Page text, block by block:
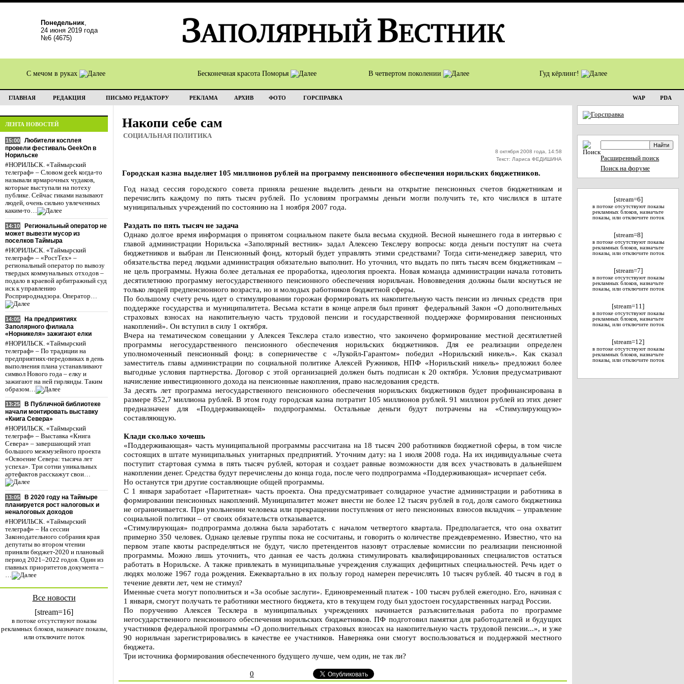
Понедельник,
24 июня 2019 года
№6 (4675)
С мечом в руках Бесконечная красота Поморья В четвертом поколении Гуд кёрлинг!
ГЛАВНАЯ РЕДАКЦИЯ ПИСЬМО РЕДАКТОРУ РЕКЛАМА АРХИВ ФОТО ГОРСПРАВКА WAP PDA
ЛЕНТА НОВОСТЕЙ
15:00
Любители косплея
провели фестиваль GeekOn в
Норильске
#НОРИЛЬСК. «Таймырский
телеграф» – Словом geek когда-то
называли ярмарочных чудаков,
которые выступали на потеху
публике. Сейчас гиками называют
людей, очень сильно увлеченных
каким-то…
14:10
Региональный оператор не
может вывезти мусор из
поселков Таймыра
#НОРИЛЬСК. «Таймырский
телеграф» – «РостТех» –
региональный оператор по вывозу
твердых коммунальных отходов –
подало в краевой арбитражный суд
иск к управлению
Росприроднадзора. Оператор…
14:05
На предприятиях
Заполярного филиала
«Норникеля» зажигают елки
#НОРИЛЬСК. «Таймырский
телеграф» – По традиции на
предприятиях-передовиках в день
выполнения плана устанавливают
символ Нового года – елку и
зажигают на ней гирлянды. Таким
образом…
13:25
В Публичной библиотеке
начали монтировать выставку
«Книга Севера»
#НОРИЛЬСК. «Таймырский
телеграф» – Выставка «Книга
Севера» – завершающий этап
большого межмузейного проекта
«Освоение Севера: тысяча лет
успеха». Три сотни уникальных
артефактов расскажут свои…
13:05
В 2020 году на Таймыре
планируется рост налоговых и
неналоговых доходов
#НОРИЛЬСК. «Таймырский
телеграф» – На сессии
Законодательного собрания края
депутаты во втором чтении
приняли бюджет-2020 и плановый
период 2021–2022 годов. Один из
главных приоритетов документа –
…
Все новости
[stream=16]
в потоке отсутствуют показы
рекламных блоков, назначьте показы,
или отключите поток
Накопи себе сам
СОЦИАЛЬНАЯ ПОЛИТИКА
8 октября 2008 года, 14:58
Текст: Лариса ФЕДИШИНА
Городская казна выделяет 105 миллионов рублей на программу пенсионного обеспечения норильских бюджетников.
Год назад сессия городского совета приняла решение выделить деньги на открытие пенсионных счетов бюджетникам и
перечислить каждому по пять тысяч рублей. По условиям программы деньги могли получить те, кто числился в штате
муниципальных учреждений по состоянию на 1 ноября 2007 года.
Раздать по пять тысяч не задача
Однако долгое время информация о принятом социальном пакете была весьма скудной. Весной нынешнего года в интервью с
главой администрации Норильска «Заполярный вестник» задал Алексею Текслеру вопросы: когда деньги поступят на счета
бюджетников и выбран ли Пенсионный фонд, который будет управлять этими средствами? Тогда сити-менеджер заверил, что
обязательства перед людьми администрация обязательно выполнит. Но уточнил, что выдать по пять тысяч всем бюджетникам –
не цель программы. Нужна более детальная ее проработка, идеология проекта. Новая команда администрации начала готовить
десятилетнюю программу негосударственного пенсионного обеспечения норильчан. Нововведения должны были коснуться не
только людей предпенсионного возраста, но и молодых работников бюджетной сферы.
По большому счету речь идет о стимулировании горожан формировать их накопительную часть пенсии из личных средств при
поддержке государства и муниципалитета. Весьма кстати в конце апреля был принят федеральный Закон «О дополнительных
страховых взносах на накопительную часть трудовой пенсии и государственной поддержке формирования пенсионных
накоплений». Он вступил в силу 1 октября.
Вчера на тематическом совещании у Алексея Текслера стало известно, что закончено формирование местной десятилетней
программы негосударственного пенсионного обеспечения норильских бюджетников. Для ее реализации определен
уполномоченный пенсионный фонд: в соперничестве с «Лукойл-Гарантом» победил «Норильский никель». Как сказал
заместитель главы администрации по социальной политике Алексей Ружников, НПФ «Норильский никель» предложил более
выгодные условия партнерства. Договор с этой организацией должен быть подписан к 20 октября. Условия предусматривают
начисление инвестиционного дохода на пенсионные накопления, право наследования средств.
За десять лет программа негосударственного пенсионного обеспечения норильских бюджетников будет профинансирована в
размере 852,7 миллиона рублей. В этом году городская казна потратит 105 миллионов рублей. 91 миллион рублей из этих денег
предназначен для «Поддерживающей» подпрограммы. Остальные деньги будут потрачены на «Стимулирующую»
составляющую.
Клади сколько хочешь
«Поддерживающая» часть муниципальной программы рассчитана на 18 тысяч 200 работников бюджетной сферы, в том числе
состоящих в штате муниципальных унитарных предприятий. Уточним дату: на 1 июля 2008 года. На их индивидуальные счета
поступит стартовая сумма в пять тысяч рублей, которая и создает равные возможности для всех участвовать в дальнейшем
накоплении денег. Средства будут перечислены до конца года, после чего подпрограмма «Поддерживающая» исчерпает себя.
Но останутся три другие составляющие общей программы.
С 1 января заработает «Паритетная» часть проекта. Она предусматривает солидарное участие администрации и работника в
формировании пенсионных накоплений. Муниципалитет может внести не более 12 тысяч рублей в год, доля самого бюджетника
не ограничивается. При увольнении человека или прекращении поступления от него пенсионных взносов вкладчик – управление
социальной политики – от своих обязательств отказывается.
«Стимулирующая» подпрограмма должна была заработать с началом четвертого квартала. Предполагается, что она охватит
примерно 350 человек. Однако целевые группы пока не сосчитаны, и говорить о количестве преждевременно. Известно, что на
первом этапе квоты распределяться не будут, число претендентов назовут отраслевые комиссии по реализации пенсионной
программы. Можно лишь уточнить, что данная ее часть должна стимулировать квалифицированных специалистов остаться
работать в Норильске. А также привлекать в муниципальные учреждения служащих дефицитных специальностей. Речь идет о
людях моложе 1967 года рождения. Ежеквартально в их пользу город намерен перечислять 10 тысяч рублей. 40 тысяч в год в
течение девяти лет, чем не стимул?
Именные счета могут пополниться и «За особые заслуги». Единовременный платеж - 100 тысяч рублей ежегодно. Его, начиная с
1 января, смогут получать те работники местного бюджета, кто в текущем году был удостоен государственных наград России.
По поручению Алексея Тесклера в муниципальных учреждениях начинается разъяснительная работа по программе
негосударственного пенсионного обеспечения норильских бюджетников. ПФ подготовил памятки для работодателей и будущих
участников федеральной программы «О дополнительных страховых взносах на накопительную часть трудовой пенсии...», и уже
90 норильчан зарегистрировались в качестве ее участников. Наверняка они смогут воспользоваться и поддержкой местного
бюджета.
Три источника формирования обеспеченного будущего лучше, чем один, не так ли?
0
Расширенный поиск
Поиск на форуме
[stream=6]
в потоке отсутствуют показы
рекламных блоков, назначьте
показы, или отключите поток
[stream=8]
в потоке отсутствуют показы
рекламных блоков, назначьте
показы, или отключите поток
[stream=7]
в потоке отсутствуют показы
рекламных блоков, назначьте
показы, или отключите поток
[stream=11]
в потоке отсутствуют показы
рекламных блоков, назначьте
показы, или отключите поток
[stream=12]
в потоке отсутствуют показы
рекламных блоков, назначьте
показы, или отключите поток